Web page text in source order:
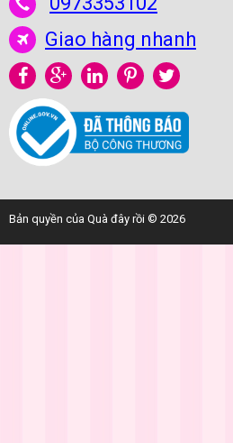
Giao hàng nhanh
Bản quyền của Quà đây rồi © 2026